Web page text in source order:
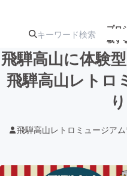
プロ
載す
注目の新
飛騨高山に体験
飛騨高山レトロ
飛騨高山レトロミュージアム